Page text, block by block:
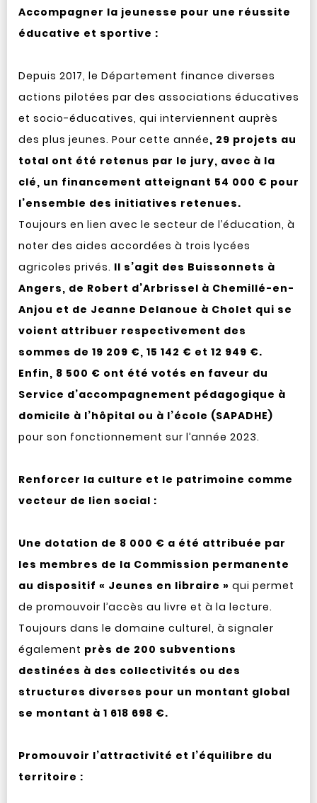
Accompagner la jeunesse pour une réussite
éducative et sportive :
Depuis 2017, le Département finance diverses
actions pilotées par des associations éducatives
et socio-éducatives, qui interviennent auprès
des plus jeunes. Pour cette année, 29 projets au
total ont été retenus par le jury, avec à la
clé, un financement atteignant 54 000 € pour
l’ensemble des initiatives retenues.
Toujours en lien avec le secteur de l’éducation, à
noter des aides accordées à trois lycées
agricoles privés. Il s’agit des Buissonnets à
Angers, de Robert d’Arbrissel à Chemillé-en-
Anjou et de Jeanne Delanoue à Cholet qui se
voient attribuer respectivement des
sommes de 19 209 €, 15 142 € et 12 949 €.
Enfin, 8 500 € ont été votés en faveur du
Service d’accompagnement pédagogique à
domicile à l’hôpital ou à l’école (SAPADHE)
pour son fonctionnement sur l’année 2023.
Renforcer la culture et le patrimoine comme
vecteur de lien social :
Une dotation de 8 000 € a été attribuée par
les membres de la Commission permanente
au dispositif « Jeunes en libraire » qui permet
de promouvoir l’accès au livre et à la lecture.
Toujours dans le domaine culturel, à signaler
également près de 200 subventions
destinées à des collectivités ou des
structures diverses pour un montant global
se montant à 1 618 698 €.
Promouvoir l’attractivité et l’équilibre du
territoire :